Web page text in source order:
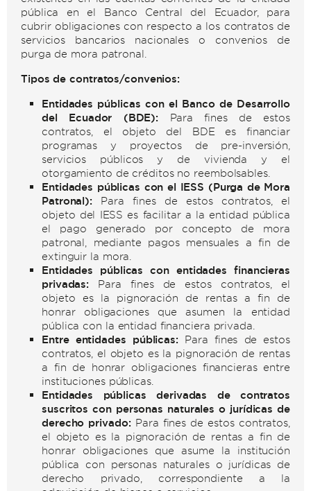
pública en el Banco Central del Ecuador, para
cubrir obligaciones con respecto a los contratos de
servicios bancarios nacionales o convenios de
purga de mora patronal.
Tipos de contratos/convenios:
Entidades públicas con el Banco de Desarrollo
del Ecuador (BDE): Para fines de estos
contratos, el objeto del BDE es financiar
programas y proyectos de pre-inversión,
servicios públicos y de vivienda y el
otorgamiento de créditos no reembolsables.
Entidades públicas con el IESS (Purga de Mora
Patronal): Para fines de estos contratos, el
objeto del IESS es facilitar a la entidad pública
el pago generado por concepto de mora
patronal, mediante pagos mensuales a fin de
extinguir la mora.
Entidades públicas con entidades financieras
privadas: Para fines de estos contratos, el
objeto es la pignoración de rentas a fin de
honrar obligaciones que asumen la entidad
pública con la entidad financiera privada.
Entre entidades públicas: Para fines de estos
contratos, el objeto es la pignoración de rentas
a fin de honrar obligaciones financieras entre
instituciones públicas.
Entidades públicas derivadas de contratos
suscritos con personas naturales o jurídicas de
derecho privado: Para fines de estos contratos,
el objeto es la pignoración de rentas a fin de
honrar obligaciones que asume la institución
pública con personas naturales o jurídicas de
derecho privado, correspondiente a la